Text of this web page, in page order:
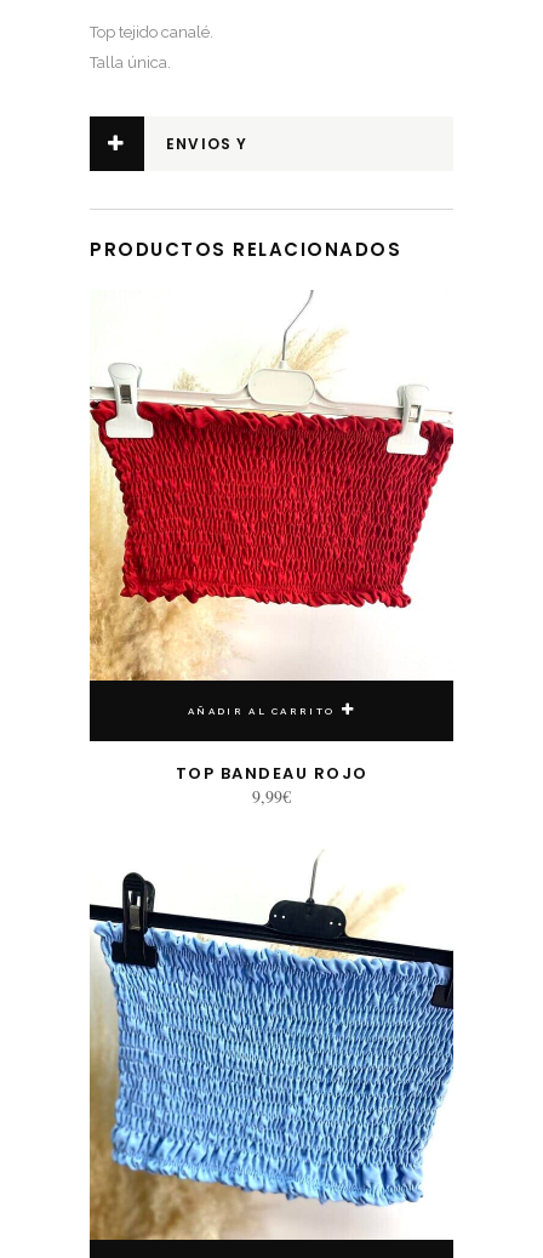
Top tejido canalé.
Talla única.
ENVIOS Y
PRODUCTOS RELACIONADOS
AÑADIR AL CARRITO
TOP BANDEAU ROJO
9,99€